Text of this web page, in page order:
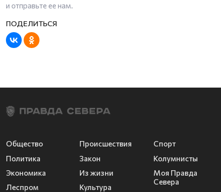
и отправьте ее нам.
Общество
Политика
Экономика
Леспром
Происшествия
Закон
Из жизни
Культура
Спорт
Колумнисты
Моя Правда
Севера